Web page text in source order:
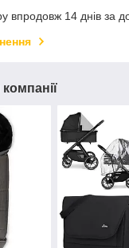
впродовж 14 днів за